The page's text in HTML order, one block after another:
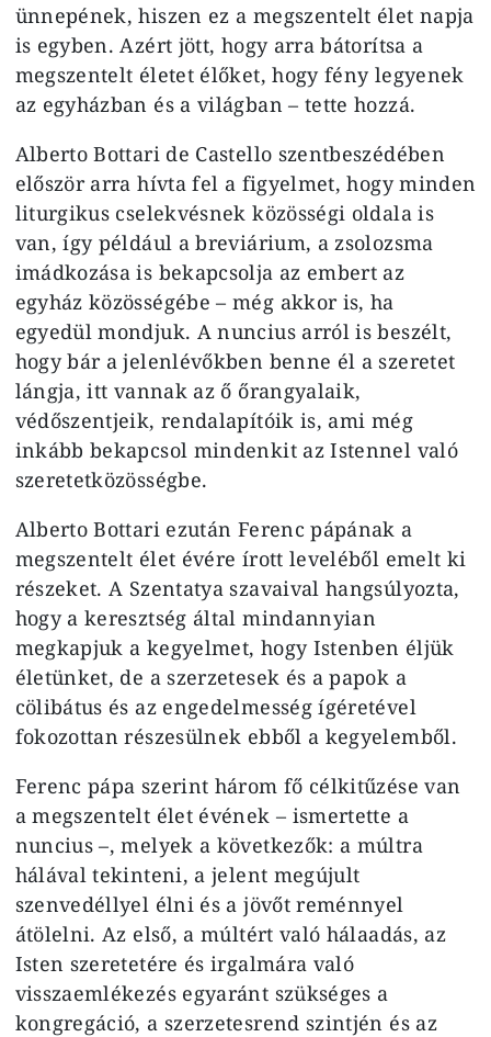
ünnepének, hiszen ez a megszentelt élet napja
is egyben. Azért jött, hogy arra bátorítsa a
megszentelt életet élőket, hogy fény legyenek
az egyházban és a világban – tette hozzá.
Alberto Bottari de Castello szentbeszédében
először arra hívta fel a figyelmet, hogy minden
liturgikus cselekvésnek közösségi oldala is
van, így például a breviárium, a zsolozsma
imádkozása is bekapcsolja az embert az
egyház közösségébe – még akkor is, ha
egyedül mondjuk. A nuncius arról is beszélt,
hogy bár a jelenlévőkben benne él a szeretet
lángja, itt vannak az ő őrangyalaik,
védőszentjeik, rendalapítóik is, ami még
inkább bekapcsol mindenkit az Istennel való
szeretetközösségbe.
Alberto Bottari ezután Ferenc pápának a
megszentelt élet évére írott leveléből emelt ki
részeket. A Szentatya szavaival hangsúlyozta,
hogy a keresztség által mindannyian
megkapjuk a kegyelmet, hogy Istenben éljük
életünket, de a szerzetesek és a papok a
cölibátus és az engedelmesség ígéretével
fokozottan részesülnek ebből a kegyelemből.
Ferenc pápa szerint három fő célkitűzése van
a megszentelt élet évének – ismertette a
nuncius –, melyek a következők: a múltra
hálával tekinteni, a jelent megújult
szenvedéllyel élni és a jövőt reménnyel
átölelni. Az első, a múltért való hálaadás, az
Isten szeretetére és irgalmára való
visszaemlékezés egyaránt szükséges a
kongregáció, a szerzetesrend szintjén és az